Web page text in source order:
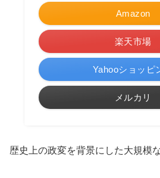
Amazon
楽天市場
Yahooショッピ
メルカリ
歴史上の政変を背景にした大規模